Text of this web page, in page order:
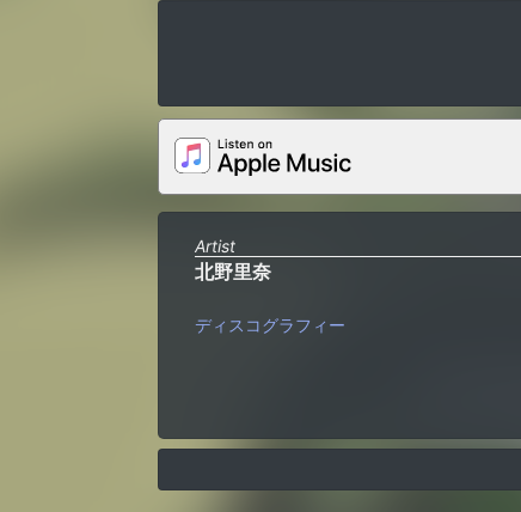
Artist
北野里奈
ディスコグラフィー